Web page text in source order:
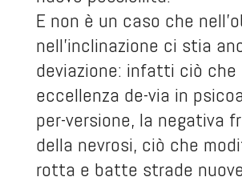
E non è un caso che
nell’inclinazione ci stia
deviazione: infatti ciò
eccellenza de-via in
per-versione, la negativa
della nevrosi, ciò che
rotta e batte strade